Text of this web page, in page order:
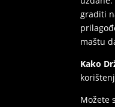
graditi
maštu
Kako
Možete